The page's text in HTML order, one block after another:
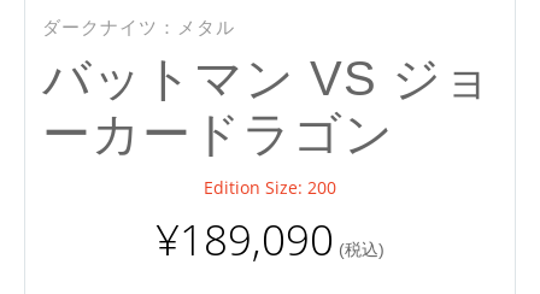
ダークナイツ：メタル
バットマン VS ジョ
ーカードラゴン
Edition Size: 200
¥189,090 (税込)